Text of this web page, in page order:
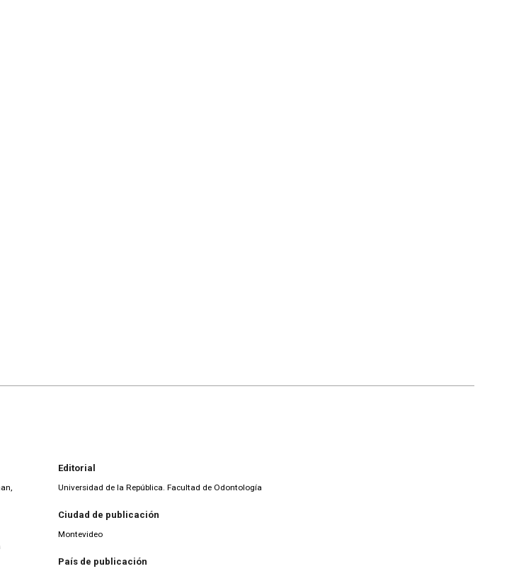
Editorial
Universidad de la República. Facultad de Odontología
Ciudad de publicación
Montevideo
País de publicación